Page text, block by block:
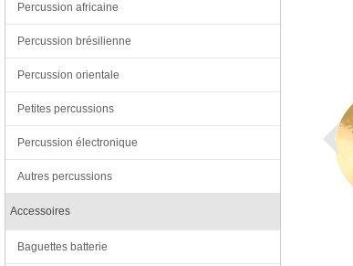
Percussion africaine
Percussion brésilienne
Percussion orientale
Petites percussions
Percussion électronique
Autres percussions
Accessoires
Baguettes batterie